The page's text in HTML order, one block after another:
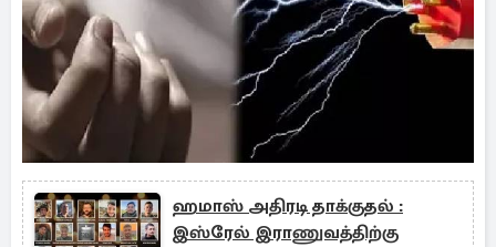
ஹமாஸ் அதிரடி தாக்குதல் :
இஸ்ரேல் இராணுவத்திற்கு